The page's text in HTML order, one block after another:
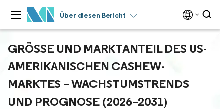
Über diesen Bericht
GRÖSSE UND MARKTANTEIL DES US-A
MERIKANISCHEN CASHEW-M
ARKTES – WACHSTUMSTRENDS U
ND PROGNOSE (2026–2031)